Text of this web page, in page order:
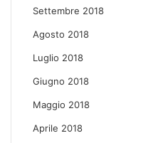
Settembre 2018
Agosto 2018
Luglio 2018
Giugno 2018
Maggio 2018
Aprile 2018